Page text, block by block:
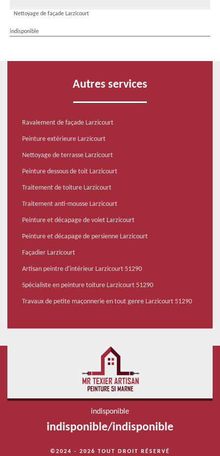
Nettoyage de façade Larzicourt
indisponible
Autres services
Ravalement de façade Larzicourt
Peinture extérieure Larzicourt
Nettoyage de terrasse Larzicourt
Peinture dessous de toit Larzicourt
Traitement de toiture Larzicourt
Traitement anti-mousse Larzicourt
Peinture et décapage de volet Larzicourt
Peinture et décapage de persienne Larzicourt
Façadier Larzicourt
Artisan peintre d'intérieur Larzicourt 51290
Spécialiste en peinture toiture Larzicourt 51290
Travaux de petite maçonnerie en tout genre Larzicourt 51290
indisponible
indisponible/indisponible
©2024 - 2026 TOUT DROIT RÉSERVÉ